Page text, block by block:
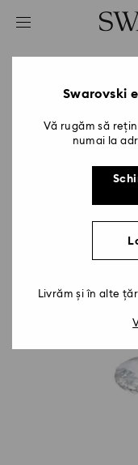
Accesskeys list
2 - SubsolSwarovski
Vă rugăm să
numai la
Livrăm și în alte